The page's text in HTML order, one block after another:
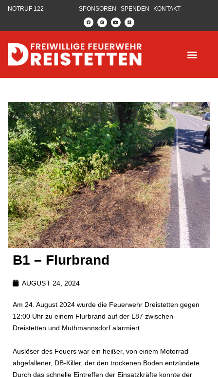
NOTRUF 122 SPONSOREN SPENDEN KONTAKT
B1 – Flurbrand
AUGUST 24, 2024
Am 24. August 2024 wurde die Feuerwehr Dreistetten gegen
12:00 Uhr zu einem Flurbrand auf der L87 zwischen
Dreistetten und Muthmannsdorf alarmiert.
Auslöser des Feuers war ein heißer, von einem Motorrad
abgefallener, DB-Killer, der den trockenen Boden entzündete.
Durch das schnelle Eintreffen der Einsatzkräfte konnte der